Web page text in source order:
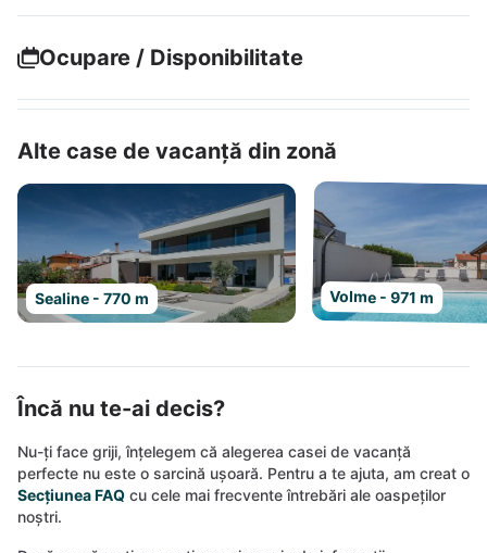
Ocupare / Disponibilitate
Alte case de vacanță din zonă
Sealine - 770 m Volme - 971 m
Încă nu te-ai decis?
Nu-ți face griji, înțelegem că alegerea casei de vacanță
perfecte nu este o sarcină ușoară. Pentru a te ajuta, am creat o
Secțiunea FAQ cu cele mai frecvente întrebări ale oaspeților
noștri.